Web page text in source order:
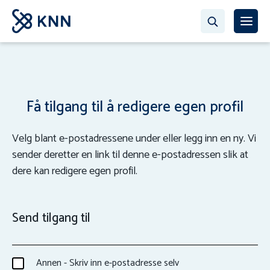
Få tilgang til å redigere egen profil
Velg blant e-postadressene under eller legg inn en ny. Vi
sender deretter en link til denne e-postadressen slik at
dere kan redigere egen profil.
Send tilgang til
Annen - Skriv inn e-postadresse selv